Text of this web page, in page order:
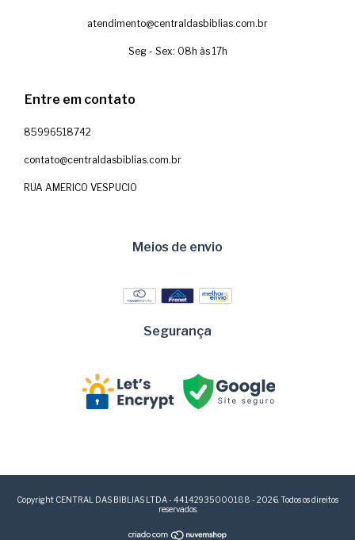
atendimento@centraldasbiblias.com.br
Seg - Sex: 08h às 17h
Entre em contato
85996518742
contato@centraldasbiblias.com.br
RUA AMERICO VESPUCIO
Meios de envio
Segurança
Copyright CENTRAL DAS BIBLIAS LTDA - 44142935000188 - 2026. Todos os direitos
reservados.